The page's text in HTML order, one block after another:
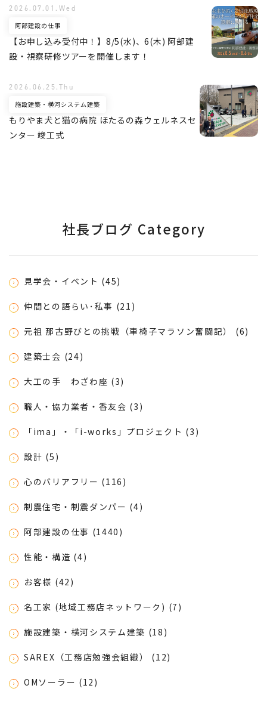
【お申し込み受付中！】8/5(水)、6(木) 阿部建
設・視察研修ツアーを開催します！
阿部建設の仕事
2026.07.01.Wed
もりやま犬と猫の病院 ほたるの森ウェルネスセ
ンター 竣工式
施設建築・横河システム建築
2026.06.25.Thu
社長ブログ Category
見学会・イベント (45)
仲間との語らい･私事 (21)
元祖 那古野びとの挑戦（車椅子マラソン奮闘記） (6)
建築士会 (24)
大工の手 わざわ座 (3)
職人・協力業者・香友会 (3)
「ima」・「i-works」プロジェクト (3)
設計 (5)
心のバリアフリー (116)
制震住宅・制震ダンパー (4)
阿部建設の仕事 (1440)
性能・構造 (4)
お客様 (42)
名工家 (地域工務店ネットワーク) (7)
施設建築・横河システム建築 (18)
SAREX（工務店勉強会組織） (12)
OMソーラー (12)